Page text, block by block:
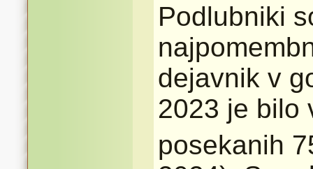
Podlubniki
dejavnik v
2023 je bilo
posekanih